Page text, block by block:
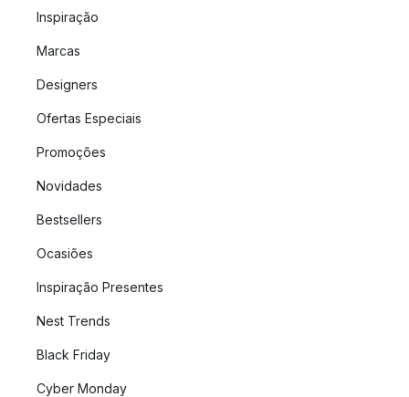
Inspiração
Marcas
Designers
Ofertas Especiais
Promoções
Novidades
Bestsellers
Ocasiões
Inspiração Presentes
Nest Trends
Black Friday
Cyber Monday